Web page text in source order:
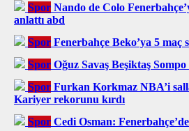
Spor Nando de Colo
anlattı abd
Spor Fenerbahçe Beko’ya 5 maç
Spor Oğuz Savaş Beşiktaş Sompo
Spor Furkan Korkmaz NBA’i
Kariyer rekorunu kırdı
Spor Cedi Osman: